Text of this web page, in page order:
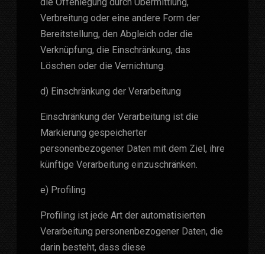
Verbreitung oder eine andere Form der
Bereitstellung, den Abgleich oder die
Verknüpfung, die Einschränkung, das
Löschen oder die Vernichtung.
d) Einschränkung der Verarbeitung
Einschränkung der Verarbeitung ist die
Markierung gespeicherter
personenbezogener Daten mit dem Ziel, ihre
künftige Verarbeitung einzuschränken.
e) Profiling
Profiling ist jede Art der automatisierten
Verarbeitung personenbezogener Daten, die
darin besteht, dass diese